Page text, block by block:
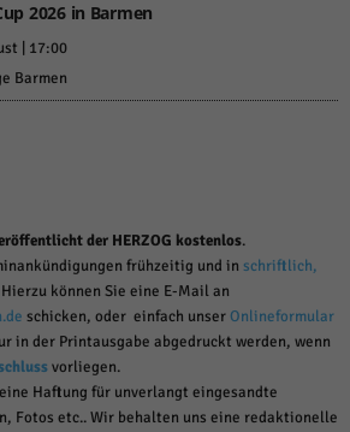
2026 in Barmen
| 17:00
Barmen
der HERZOG kostenlos.
frühzeitig und in schriftlich,
können Sie eine E-Mail an
schicken, oder einfach unserOnlineformular
in der Printausgabe abgedruckt werden, wenn
vorliegen.
Haftung für unverlangt eingesandte
Fotos etc.. Wir behalten uns eine redaktionelle